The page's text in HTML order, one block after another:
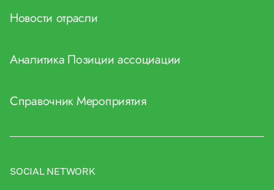
Новости отрасли
Аналитика Позиции ассоциации
СправочникМероприятия
SOCIAL NETWORK